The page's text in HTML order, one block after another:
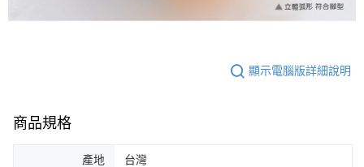
顯示電腦版詳細說明
商品規格
產地 台灣